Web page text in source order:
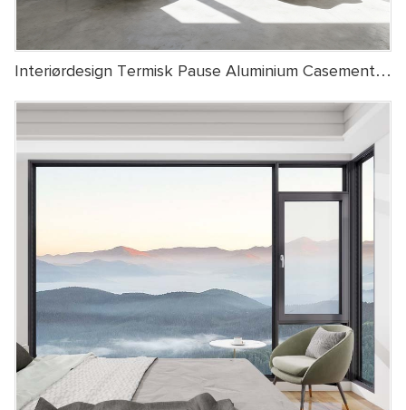
Interiørdesign Termisk Pause Aluminium Casement
Vindue